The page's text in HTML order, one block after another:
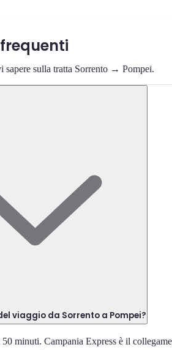
sapere sulla tratta Sorrento → Pompei.
viaggio da Sorrento a Pompei?
minuti. Campania Express è il